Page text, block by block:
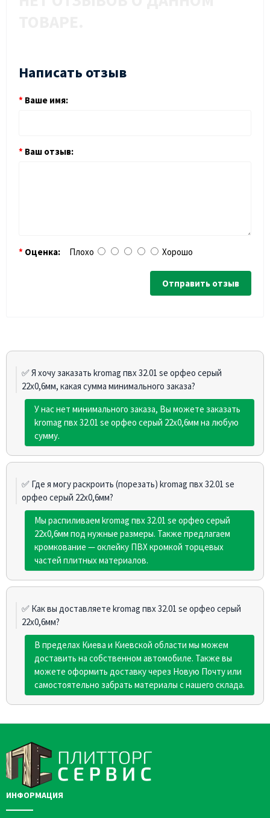
Написать отзыв
Ваше имя:
Ваш отзыв:
Оценка: Плохо Хорошо
Отправить отзыв
✅ Я хочу заказать kromag пвх 32.01 sе орфео cерый
22х0,6мм, какая сумма минимального заказа?
У нас нет минимального заказа, Вы можете заказать
kromag пвх 32.01 sе орфео cерый 22х0,6мм на любую
сумму.
✅ Где я могу раскроить (порезать) kromag пвх 32.01 sе
орфео cерый 22х0,6мм?
Мы распиливаем kromag пвх 32.01 sе орфео cерый
22х0,6мм под нужные размеры. Также предлагаем
кромкование — оклейку ПВХ кромкой торцевых
частей плитных материалов.
✅ Как вы доставляете kromag пвх 32.01 sе орфео cерый
22х0,6мм?
В пределах Киева и Киевской области мы можем
доставить на собственном автомобиле. Также вы
можете оформить доставку через Новую Почту или
самостоятельно забрать материалы с нашего склада.
ИНФОРМАЦИЯ